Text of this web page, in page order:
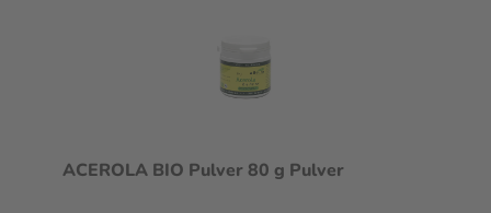
ACEROLA BIO Pulver 80 g Pulver